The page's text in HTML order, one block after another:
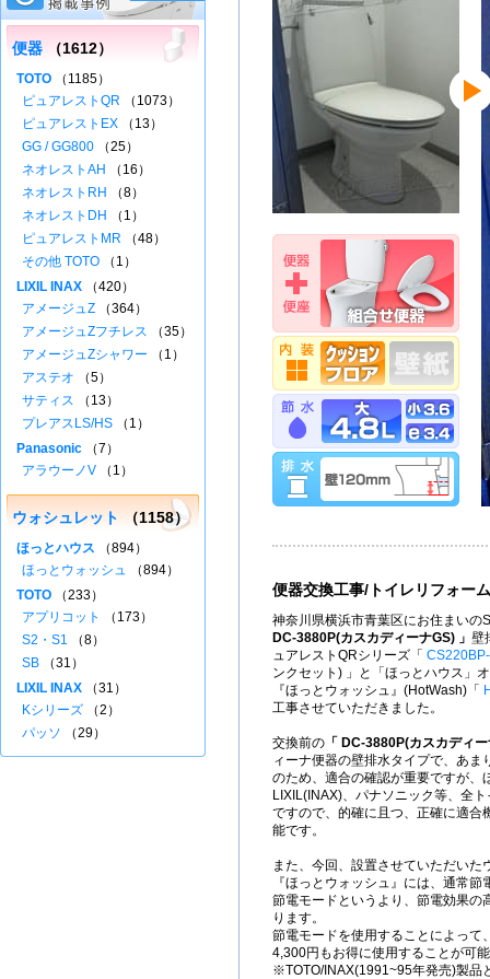
便器交換工事/トイレリフォーム
神奈川県横浜市青葉区にお住まいの
DC-3880P(カスカディーナGS) 」 壁
ュアレストQRシリーズ「
ンクセット) 」と「ほっとハウス」
『ほっとウォッシュ』(HotWash)「
工事させていただきました。
交換前の 「 DC-3880P(カスカディ
ィーナ便器の壁排水タイプで、あま
のため、適合の確認が重要ですが、
LIXIL(INAX)、パナソニック等、全
ですので、的確に且つ、正確に適合
能です。
また、今回、設置させていただいた
『ほっとウォッシュ』には、通常
節電モードというより、節電効果の
ります。
節電モードを使用することによって
4,300円もお得に使用することが可
※TOTO/INAX(1991~95年発売)製品
便器 （1612）
TOTO （1185）
ピュアレストQR （1073）
ピュアレストEX （13）
GG / GG800 （25）
ネオレストAH
（16）
ネオレストRH
（8）
ネオレストDH
（1）
ピュアレストMR （48）
その他 TOTO （1）
LIXIL INAX （420）
アメージュZ （364）
アメージュZフチレス （35）
アメージュZシャワー （1）
アステオ （5）
サティス （13）
プレアスLS/HS （1）
Panasonic （7）
アラウーノV （1）
ウォシュレット （1158）
ほっとハウス （894）
ほっとウォッシュ （894）
TOTO （233）
アプリコット
（173）
S2・S1 （8）
SB （31）
LIXIL INAX （31）
Kシリーズ （2）
パッソ （29）